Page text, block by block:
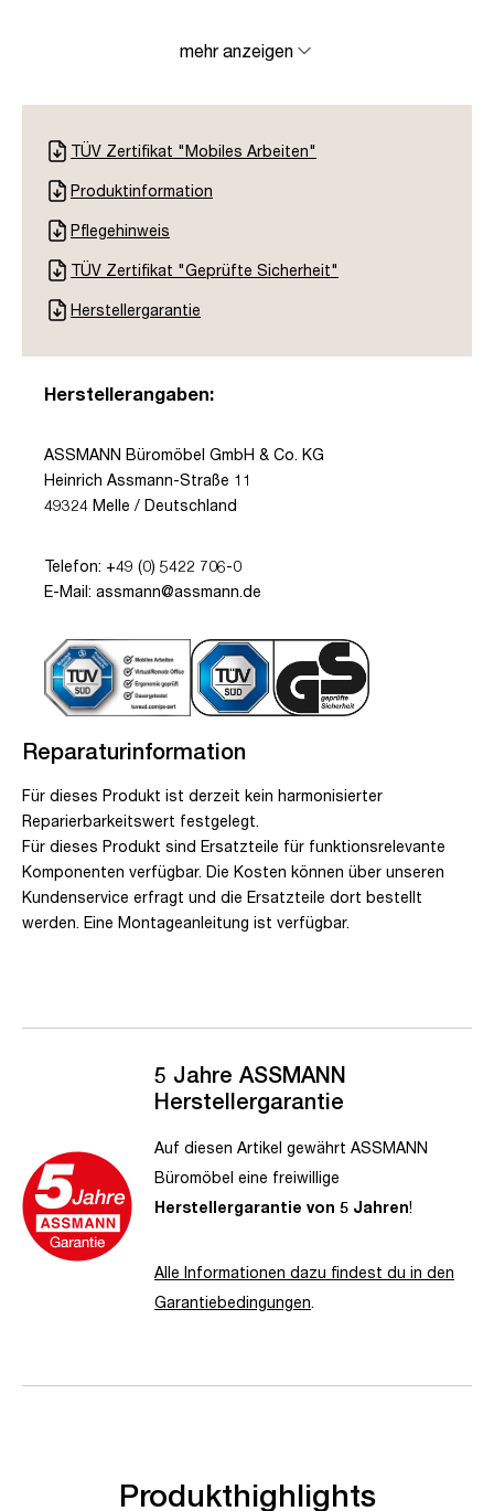
mehr anzeigen
TÜV Zertifikat "Mobiles Arbeiten"
Produktinformation
Pflegehinweis
TÜV Zertifikat "Geprüfte Sicherheit"
Herstellergarantie
Herstellerangaben:
ASSMANN Büromöbel GmbH & Co. KG
Heinrich Assmann-Straße 11
49324 Melle / Deutschland
Telefon: +49 (0) 5422 706-0
E-Mail: assmann@assmann.de
Reparaturinformation
Für dieses Produkt ist derzeit kein harmonisierter
Reparierbarkeitswert festgelegt.
Für dieses Produkt sind Ersatzteile für funktionsrelevante
Komponenten verfügbar. Die Kosten können über unseren
Kundenservice erfragt und die Ersatzteile dort bestellt
werden. Eine Montageanleitung ist verfügbar.
5 Jahre ASSMANN
Herstellergarantie
Auf diesen Artikel gewährt ASSMANN
Büromöbel eine freiwillige
Herstellergarantie von 5 Jahren!
Alle Informationen dazu findest du in den
Garantiebedingungen.
Produkthighlights